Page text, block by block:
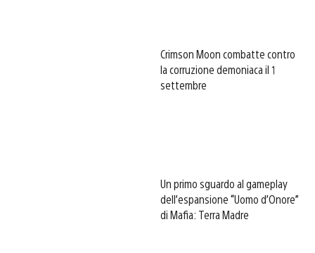
Crimson Moon combatte contro
la corruzione demoniaca il 1
settembre
Un primo sguardo al gameplay
dell’espansione “Uomo d’Onore”
di Mafia: Terra Madre